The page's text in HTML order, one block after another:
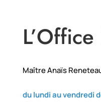
Maître Anaïs
du lundi au vendredi